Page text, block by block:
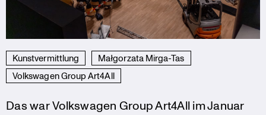
Kunstvermittlung
Małgorzata Mirga-Tas
Volkswagen Group Art4All
Das war Volkswagen Group Art4All im Januar